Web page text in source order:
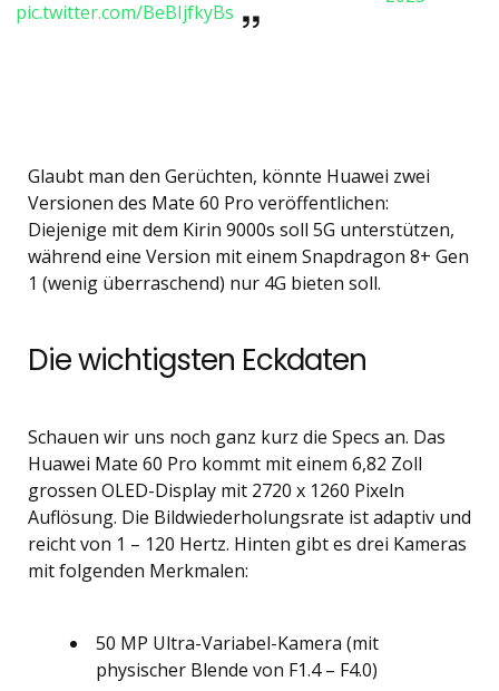
pic.twitter.com/BeBIjfkyBs
Glaubt man den Gerüchten, könnte Huawei zwei
Versionen des Mate 60 Pro veröffentlichen:
Diejenige mit dem Kirin 9000s soll 5G unterstützen,
während eine Version mit einem Snapdragon 8+ Gen
1 (wenig überraschend) nur 4G bieten soll.
Die wichtigsten Eckdaten
Schauen wir uns noch ganz kurz die Specs an. Das
Huawei Mate 60 Pro kommt mit einem 6,82 Zoll
grossen OLED-Display mit 2720 x 1260 Pixeln
Auflösung. Die Bildwiederholungsrate ist adaptiv und
reicht von 1 – 120 Hertz. Hinten gibt es drei Kameras
mit folgenden Merkmalen:
50 MP Ultra-Variabel-Kamera (mit
physischer Blende von F1.4 – F4.0)